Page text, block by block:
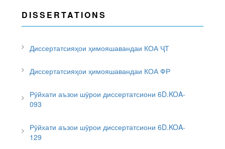
DISSERTATIONS
Диссертатсияҳои ҳимояшавандаи КОА ҶТ
Диссертатсияҳои ҳимояшавандаи КОА ФР
Рӯйхати аъзои шӯрои диссертатсиони 6D.KOA-
093
Рӯйхати аъзои шӯрои диссертатсиони 6D.KOA-
129